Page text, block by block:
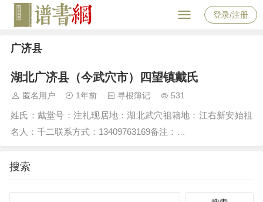
登录/注册
广济县
湖北广济县（今武穴市）四望镇戴氏
匿名用户 1年前 寻根簿记 531
姓氏：戴堂号：注礼现居地：湖北武穴祖籍地：江右新安始祖
名人：千二联系方式：13409763169备注：…
搜索